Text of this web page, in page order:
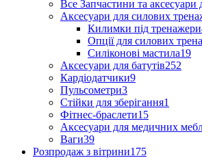
Все Запчастини та аксесуари
Аксесуари для силових
Килимки під тренажери
Опції для силових
Силіконові мастила19
Аксесуари для батутів252
Кардіодатчики9
Пульсометри3
Стійки для зберігання1
Фітнес-браслети15
Аксесуари для медичних
Ваги39
Розпродаж з вітрини175